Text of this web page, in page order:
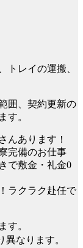
トレイの運搬、
囲、契約更新の
す。
んあります！
完備のお仕事
で敷金・礼金0
ラクラク赴任で
す。
なります。